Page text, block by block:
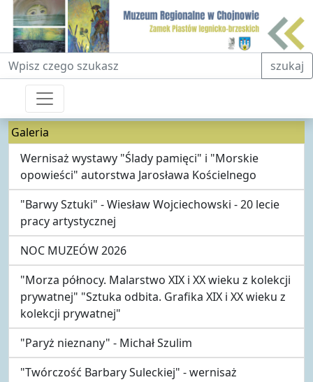
Fraza do wyszukiwania szukaj
Galeria
Wernisaż wystawy "Ślady pamięci" i "Morskie
opowieści" autorstwa Jarosława Kościelnego
"Barwy Sztuki" - Wiesław Wojciechowski - 20 lecie
pracy artystycznej
NOC MUZEÓW 2026
"Morza północy. Malarstwo XIX i XX wieku z kolekcji
prywatnej" "Sztuka odbita. Grafika XIX i XX wieku z
kolekcji prywatnej"
"Paryż nieznany" - Michał Szulim
"Twórczość Barbary Suleckiej" - wernisaż